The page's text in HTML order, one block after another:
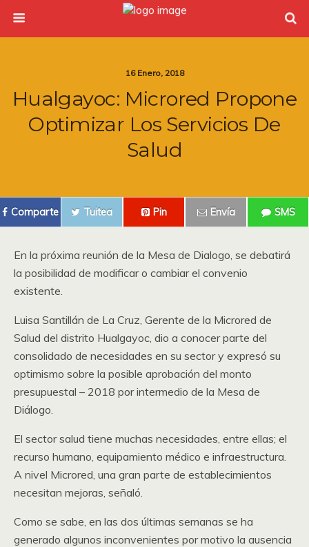
16 Enero, 2018
Hualgayoc: Microred Propone
Optimizar Los Servicios De
Salud
Comparte Tuitea Pin Envía SMS
En la próxima reunión de la Mesa de Dialogo, se debatirá
la posibilidad de modificar o cambiar el convenio
existente.
Luisa Santillán de La Cruz, Gerente de la Microred de
Salud del distrito Hualgayoc, dio a conocer parte del
consolidado de necesidades en su sector y expresó su
optimismo sobre la posible aprobación del monto
presupuestal – 2018 por intermedio de la Mesa de
Diálogo.
El sector salud tiene muchas necesidades, entre ellas; el
recurso humano, equipamiento médico e infraestructura.
A nivel Microred, una gran parte de establecimientos
necesitan mejoras, señaló.
Como se sabe, en las dos últimas semanas se ha
generado algunos inconvenientes por motivo la ausencia